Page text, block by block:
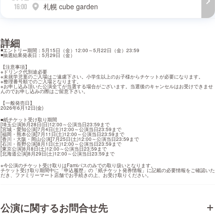
16:00
札幌 cube garden
詳細
◾️エントリー期間：5月15日（金）12:00～5月22日（金）23:59
◾️抽選結果発表日：5月29日（金）
【注意事項】
※ドリンク代別途必要
※未就学児童のご入場はご遠慮下さい。小学生以上のお子様からチケットが必要になります。
※整理番号順でのご入場となります。
※お申し込み頂いた公演全てが当選する場合がございます。当選後のキャンセルはお受けできませ
んのでお申し込みの際はご留意下さい。
【一般発売日】
2026年6月12日(金)
■紙チケット受け取り期間
[埼玉公演]6月28日(日)12:00～公演当日23:59まで
[宮城・愛知公演]7月4日(土)12:00～公演当日23:59まで
[福岡・熊本公演]7月11日(土)12:00～公演当日23:59まで
[香川・大阪・岡山公演]7月25日(土)12:00～公演当日23:59まで
[石川・長野公演]8月1日(土)12:00～公演当日23:59まで
[東京公演]8月8日(土)12:00～公演当日23:59まで
[北海道公演]8月29日(土)12:00～公演当日23:59まで
※今公演のチケット受け取りはFamiパスのみでの取り扱いとなります。
チケット受け取り期間中に「申込履歴」の「紙チケット発券情報」に記載の必要情報をご確認いた
だき、ファミリーマート店舗でお手続きの上、お受け取りください。
公演に関するお問合せ先